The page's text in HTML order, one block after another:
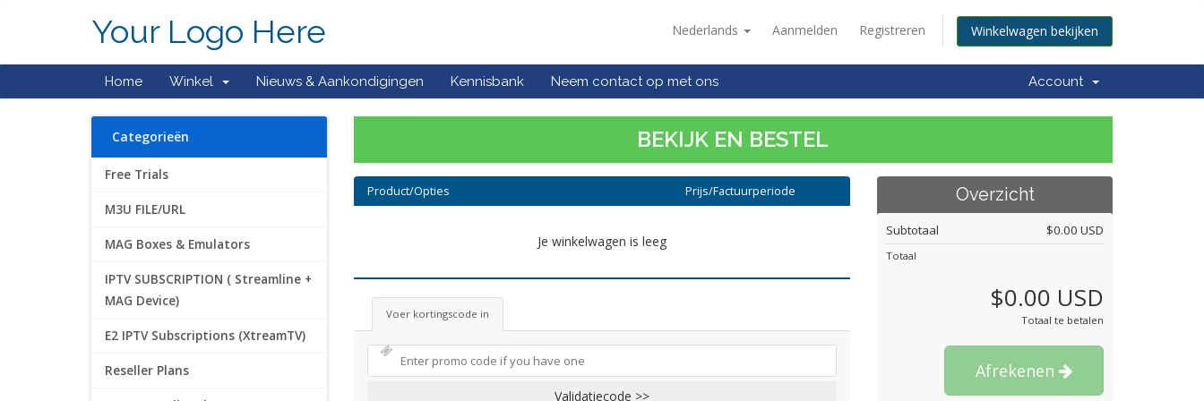
Nederlands Aanmelden Registreren Winkelwagen bekijken
Your Logo Here
Home Winkel Nieuws & Aankondigingen Kennisbank Neem contact op met ons Account
BEKIJK EN BESTEL
Categorieën
Free Trials
M3U FILE/URL
MAG Boxes & Emulators
IPTV SUBSCRIPTION ( Streamline +
MAG Device)
E2 IPTV Subscriptions (XtreamTV)
Reseller Plans
Product/Opties Prijs/Factuurperiode
Je winkelwagen is leeg
Voer kortingscode in
Validatiecode >>
Overzicht
Subtotaal $0.00 USD
Totaal
$0.00 USD
Totaal te betalen
Afrekenen